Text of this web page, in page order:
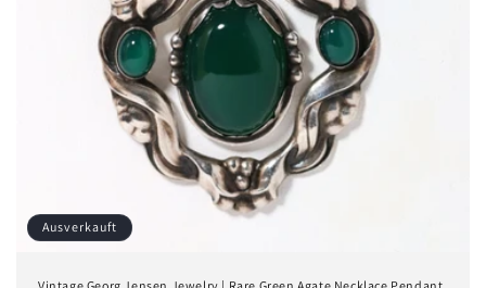
Ausverkauft